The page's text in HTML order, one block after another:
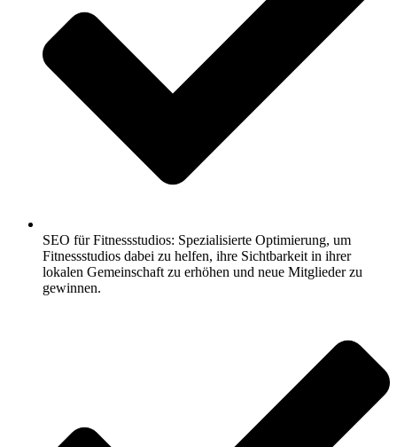
SEO für Fitnessstudios: Spezialisierte Optimierung, um
Fitnessstudios dabei zu helfen, ihre Sichtbarkeit in ihrer
lokalen Gemeinschaft zu erhöhen und neue Mitglieder zu
gewinnen.